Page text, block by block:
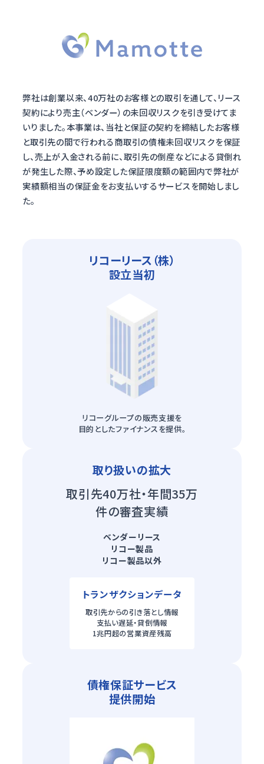
弊社は創業以来、40万社のお客様との取引を通して、リース
契約により売主（ベンダー）の未回収リスクを引き受けてま
いりました。本事業は、当社と保証の契約を締結したお客様
と取引先の間で行われる商取引の債権未回収リスクを保証
し、売上が入金される前に、取引先の倒産などによる貸倒れ
が発生した際、予め設定した保証限度額の範囲内で弊社が
実績額相当の保証金をお支払いするサービスを開始しまし
た。
リコーリース（株）
設立当初
リコーグループの販売支援を
目的としたファイナンスを提供。
取り扱いの拡大
取引先40万社・年間35万
件の審査実績
ベンダーリース
リコー製品
リコー製品以外
トランザクションデータ
取引先からの引き落とし情報
支払い遅延・貸倒情報
1兆円超の営業資産残高
債権保証サービス
提供開始